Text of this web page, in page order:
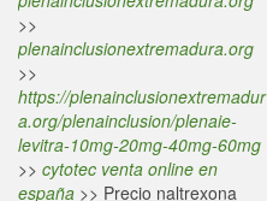
>>
plenainclusionextremadura.org
>>
https://plenainclusionextremadur
a.org/plenainclusion/plenaie-
levitra-10mg-20mg-40mg-60mg
>> cytotec venta online en
españa >> Precio naltrexona